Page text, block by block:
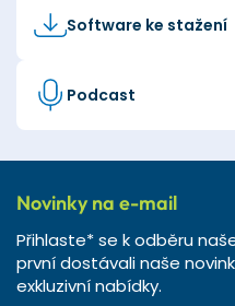
Software ke stažení
Podcast
Novinky na e-mail
Přihlaste* se k odběru
první dostávali naše
exkluzivní nabídky.